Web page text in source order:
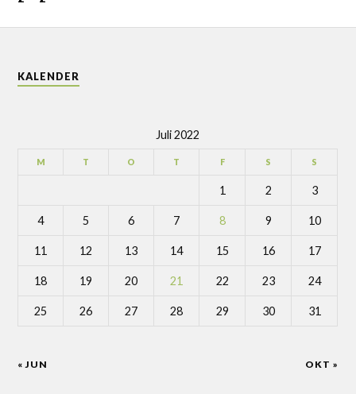
KALENDER
Juli 2022
M T O T F S S
1 2 3
4 5 6 7 8 9 10
11 12 13 14 15 16 17
18 19 20 21 22 23 24
25 26 27 28 29 30 31
« JUN OKT »